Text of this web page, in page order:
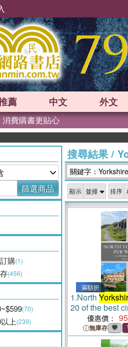
薦 中文 外文
費購書更貼心
篩選商品
購(1)
(456)
(70)
上(239)
搜尋結果/
關鍵字：
顯示 排序
滿額折
1.North
20 of the best
優惠價： 95
無庫存